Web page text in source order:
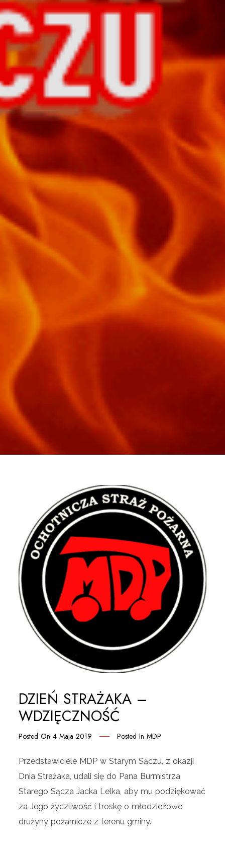
DZIEŃ STRAŻAKA –
WDZIĘCZNOŚĆ
Posted On4 Maja 2019 Posted InMDP
Przedstawiciele MDP w Starym Sączu, z okazji
Dnia Strażaka, udali się do Pana Burmistrza
Starego Sącza Jacka Lelka, aby mu podziękować
za Jego życzliwość i troskę o młodzieżowe
drużyny pożarnicze z terenu gminy.